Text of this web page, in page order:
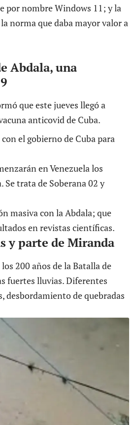
por nombre Windows 11; y la
norma que daba mayor valor a
Abdala, una
que este jueves llegó a
anticovid de Cuba.
el gobierno de Cuba para
en Venezuela los
Se trata de Soberana 02 y
masiva con la Abdala; que
en revistas científicas.
y parte de Miranda
200 años de la Batalla de
fuertes lluvias. Diferentes
desbordamiento de quebradas